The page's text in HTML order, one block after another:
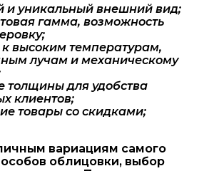
и уникальный внешний вид;
гамма, возможность
к высоким температурам,
лучам и механическому
толщины для удобства
клиентов;
товары со скидками;
вариациям самого
облицовки, выбор